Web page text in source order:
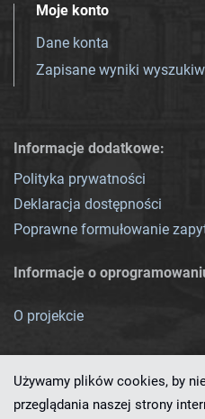
Moje konto
Dane konta
Zapisane wyniki
Informacje dodatkowe:
Polityka prywatności
Deklaracja dostępności
Poprawne formułowanie
Informacje o
O projekcie
Używamy plików cookies, by
przeglądania naszej strony